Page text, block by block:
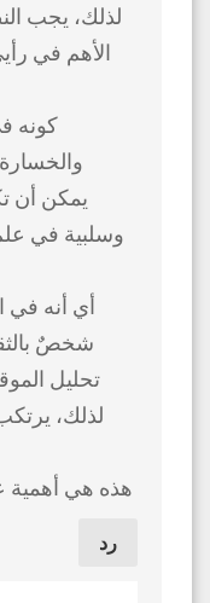
لذلك، يجب
الأهم في
كونه
يمكن أن
وسلبية في
أي أنه في
شخصٌ
تحليل
لذلك،
هذه هي أهمية
رد